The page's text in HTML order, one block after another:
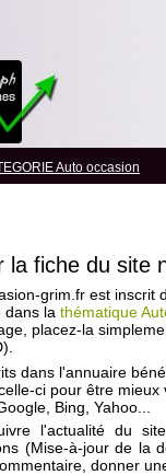
Auto occasion
la fiche du site
grim.fr est inscrit
dans la thématique
placez-la
dans l'annuaire
ci pour être mieux
Bing, Yahoo...
l'actualité du
(Mise-à-jour de la
donner